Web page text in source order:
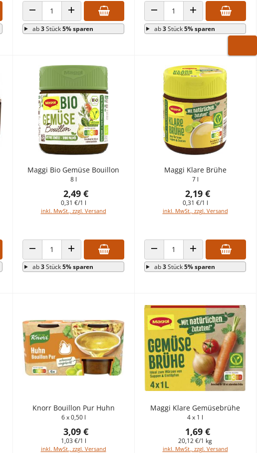
ANZAHL VERRINGERNANZAHL ERHÖHEN
ab3Stück5% sparen
ANZAHL VERRINGERNANZAHL ERHÖHEN
ab3Stück5% sparen
Maggi Bio Gemüse Bouillon
8 l
2,49 €
0,31 €/1 l
inkl. MwSt., zzgl. Versand
ANZAHL VERRINGERNANZAHL ERHÖHEN
ab3Stück5% sparen
Maggi Klare Brühe
7 l
2,19 €
0,31 €/1 l
inkl. MwSt., zzgl. Versand
ANZAHL VERRINGERNANZAHL ERHÖHEN
ab3Stück5% sparen
Knorr Bouillon Pur Huhn
6 x 0,50 l
3,09 €
1,03 €/1 l
inkl. MwSt., zzgl. Versand
Maggi Klare Gemüsebrühe
4 x 1 l
1,69 €
20,12 €/1 kg
inkl. MwSt., zzgl. Versand